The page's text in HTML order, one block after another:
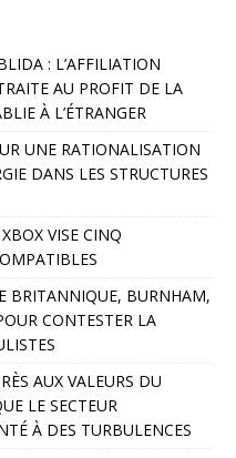
: L’AFFILIATION
AU PROFIT DE LA
À L’ÉTRANGER
UNE RATIONALISATION
DANS LES STRUCTURES
VISE CINQ
BRITANNIQUE, BURNHAM,
CONTESTER LA
AUX VALEURS DU
LE SECTEUR
À DES TURBULENCES